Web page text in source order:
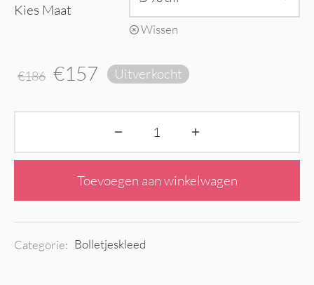
Kies Maat
Wissen
€186
Oorspronkelijke
prijs was: €186.
€157
Huidige
prijs is:
€157.
Uitverkocht
Toevoegen aan winkelwagen
Categorie: Bolletjeskleed